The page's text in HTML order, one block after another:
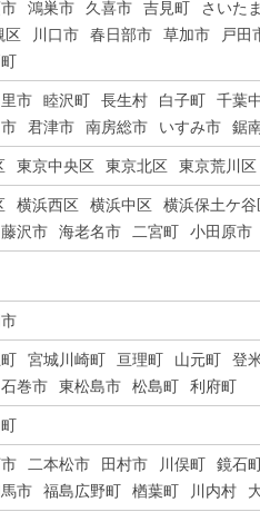
鴻巣市 久喜市 吉見町 さいた
区
川口市 春日部市 草加市 戸田
市 睦沢町 長生村 白子町 千葉
君津市 南房総市 いすみ市 鋸
東京中央区 東京北区 東京荒川区
横浜西区 横浜中区 横浜保土ケ谷
藤沢市 海老名市 二宮町 小田原市
宮城川崎町 亘理町 山元町 登
石巻市 東松島市 松島町 利府町
二本松市 田村市 川俣町 鏡石
市 福島広野町 楢葉町 川内村